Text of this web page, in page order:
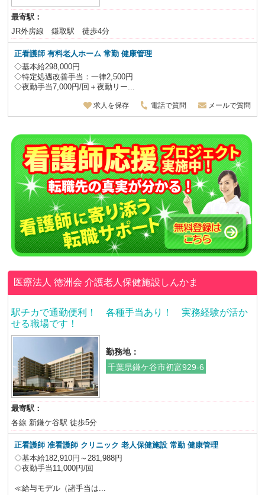
最寄駅：
JR外房線 鎌取駅 徒歩4分
正看護師 有料老人ホーム 常勤 健康管理
◇基本給298,000円
◇特定処遇改善手当：一律2,500円
◇夜勤手当7,000円/回＋夜勤リー...
求人を保存 電話で質問 メールで質問
医療法人 徳洲会介護老人保健施設しんかま
駅チカで通勤便利！ 各種手当あり！ 実務経験が活か
せる職場です！
勤務地：
千葉県鎌ケ谷市初富929-6
最寄駅：
各線 新鎌ケ谷駅 徒歩5分
正看護師 准看護師 クリニック 老人保健施設常勤 健康管理
◇基本給182,910円～281,988円
◇夜勤手当11,000円/回
≪給与モデル（諸手当は...